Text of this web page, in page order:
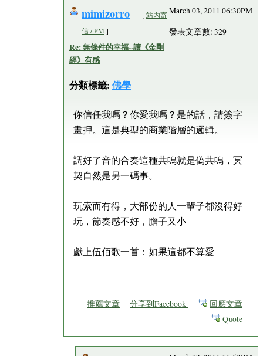
mimizorro [站內寄
信 / PM ]
Re: 無條件的幸福--讀《金剛
經》有感
分類標籤: 佛學
March 03, 2011 06:30PM
發表文章數: 329
你信任我嗎？你愛我嗎？是的話，請簽字
畫押。這是典型的商業階層的邏輯。
調好了音的合奏這種共鳴就是偽共鳴，冥
契自然是另一碼事。
玩索而有得，大部份的人一輩子都沒得好
玩，節奏感不好，膽子又小
獻上伍佰歌一首：如果這都不算愛
推薦文章 分享到Facebook
回應文章
Quote